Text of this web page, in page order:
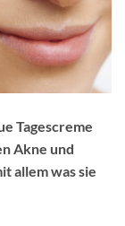
Tagescreme
Akne und
allem was sie